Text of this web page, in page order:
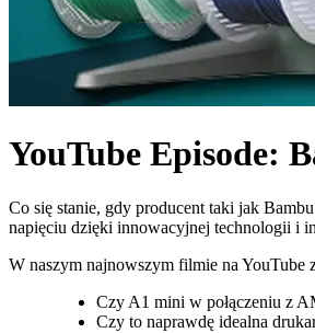
YouTube Episode:
Co się stanie, gdy producent taki jak
napięciu dzięki innowacyjnej technologii i
W naszym najnowszym filmie na YouTube
Czy A1 mini w połączeniu z
Czy to naprawdę idealna